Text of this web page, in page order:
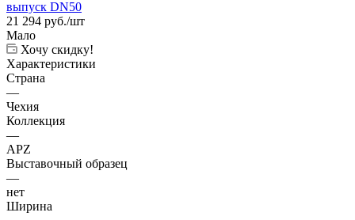
21 294 руб./шт
Мало
Хочу скидку!
Характеристики
Страна
—
Чехия
Коллекция
—
APZ
Выставочный образец
—
нет
Ширина